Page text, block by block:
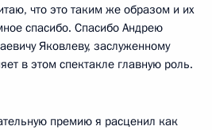
что это таким же образом и их
спасибо. Спасибо Андрею
Яковлеву, заслуженному
в этом спектакле главную роль.
премию я расценил как